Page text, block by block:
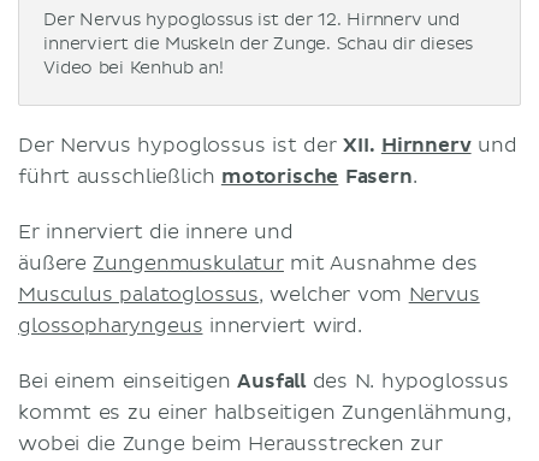
Der Nervus hypoglossus ist der 12. Hirnnerv und
innerviert die Muskeln der Zunge. Schau dir dieses
Video bei Kenhub an!
Der Nervus hypoglossus ist derXII. Hirnnervund
führt ausschließlich motorische Fasern.
Er innerviert die innere und
äußereZungenmuskulaturmit Ausnahme des
Musculus palatoglossus, welcher vom Nervus
glossopharyngeus innerviert wird.
Bei ei­nem einseitigenAus­falldes N. hypoglos­sus
kommt es zu ei­ner halb­seitigen Zungen­lähmung,
wobei die Zunge beim Herausstrecken zur